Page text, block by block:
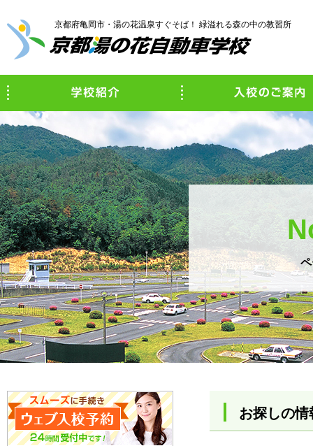
京都府亀岡市・湯の花温泉すぐそば！ 緑溢れる森の中の教習所
お探しの